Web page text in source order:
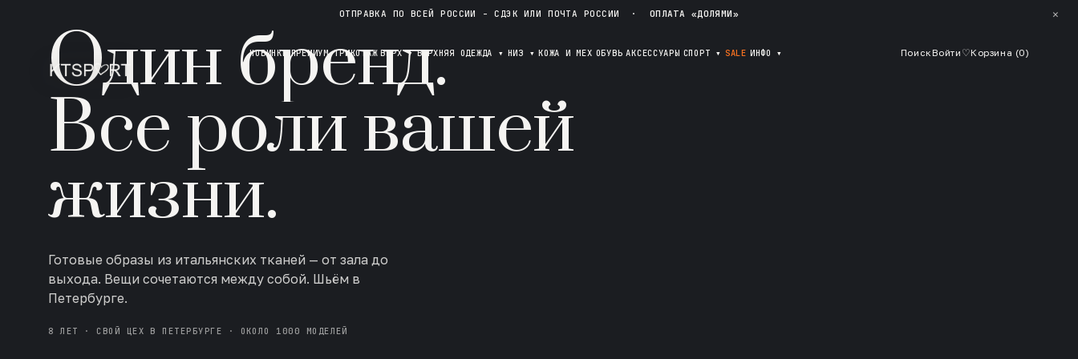
ОТПРАВКА ПО ВСЕЙ РОССИИ - СДЭК ИЛИ ПОЧТА РОССИИ · ОПЛАТА «ДОЛЯМИ» ✕
НОВИНКИ ПРЕМИУМ ТРИКОТАЖ ВЕРХ▾ ВЕРХНЯЯ ОДЕЖДА ▾ НИЗ ▾ КОЖА И МЕХ ОБУВЬ АКСЕССУАРЫ СПОРТ ▾ SALE ИНФО ▾ ПоискВойти ♡Корзина (0)
Один бренд.
Все роли вашей
жизни.
Готовые образы из итальянских тканей — от зала до
выхода. Вещи сочетаются между собой. Шьём в
Петербурге.
8 ЛЕТ · СВОЙ ЦЕХ В ПЕТЕРБУРГЕ · ОКОЛО 1000 МОДЕЛЕЙ